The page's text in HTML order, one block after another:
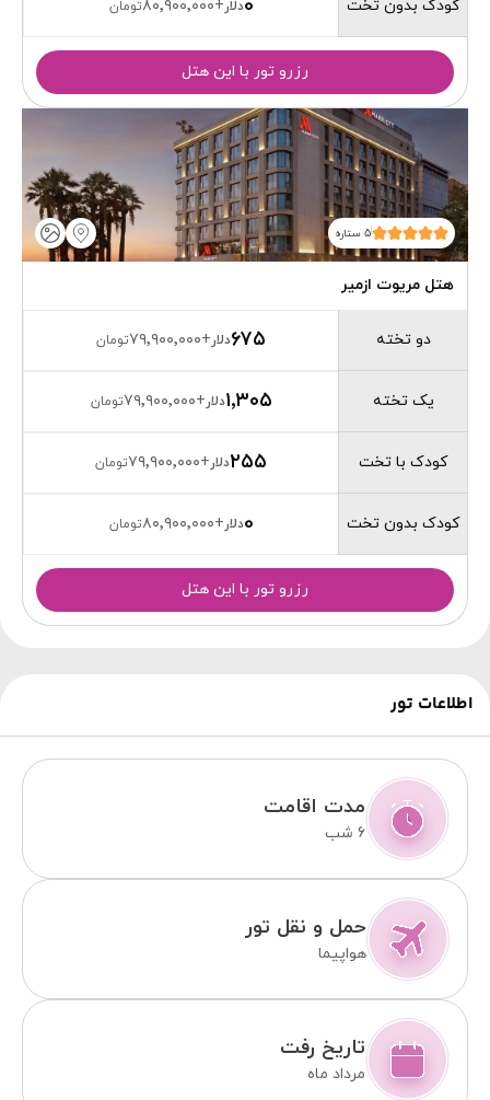
کودک بدون تخت 0دلار+۸۰٬۹۰۰٬۰۰۰تومان
رزرو تور با این هتل
5 ستاره
هتل مریوت ازمیر
دو تخته
یک تخته
کودک با تخت
کودک بدون تخت
۶۷۵دلار+۷۹٬۹۰۰٬۰۰۰تومان
۱٬۳۰۵دلار+۷۹٬۹۰۰٬۰۰۰تومان
۲۵۵دلار+۷۹٬۹۰۰٬۰۰۰تومان
0دلار+۸۰٬۹۰۰٬۰۰۰تومان
رزرو تور با این هتل
اطلاعات تور
مدت اقامت
6 شب
حمل و نقل تور
هواپیما
تاریخ رفت
مرداد ماه